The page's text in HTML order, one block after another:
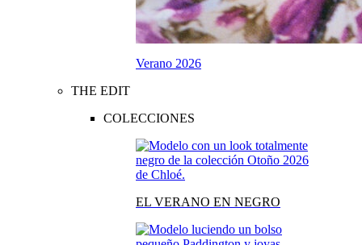
Verano 2026
THE EDIT
COLECCIONES
EL VERANO EN NEGRO